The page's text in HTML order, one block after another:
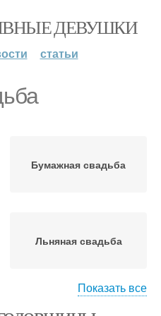
ДЕВУШКИ
статьи
Бумажная свадьба
Льняная свадьба
Показать все